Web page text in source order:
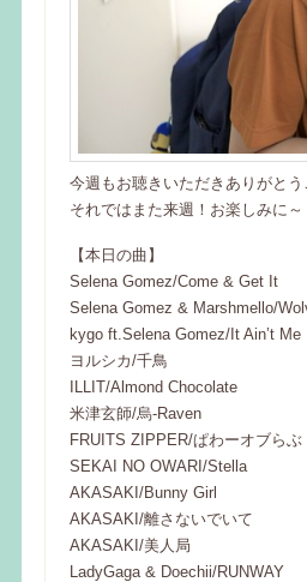
今週もお聴きいただきありがとう
それではまた来週！お楽しみに～
【本日の曲】
Selena Gomez/Come & Get It
Selena Gomez & Marshmello/
kygo ft.Selena Gomez/It Ain’t Me
ヨルシカ/千鳥
ILLIT/Almond Chocolate
米津玄師/烏-Raven
FRUITS ZIPPER/ぱわーオブらぶ
SEKAI NO OWARI/Stella
AKASAKI/Bunny Girl
AKASAKI/離さないでいて
AKASAKI/美人局
LadyGaga & Doechii/RUNWAY